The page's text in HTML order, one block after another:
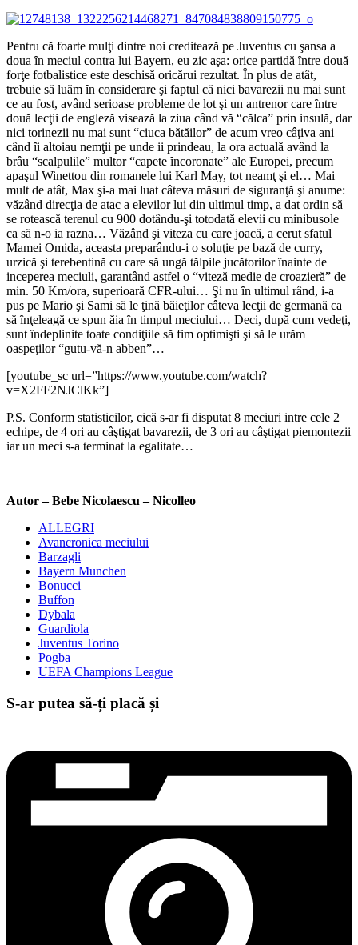
Pentru că foarte mulţi dintre noi creditează pe Juventus cu şansa a
doua ȋn meciul contra lui Bayern, eu zic aşa: orice partidă ȋntre două
forţe fotbalistice este deschisă oricărui rezultat. Ȋn plus de atât,
trebuie să luăm ȋn considerare şi faptul că nici bavarezii nu mai sunt
ce au fost, având serioase probleme de lot şi un antrenor care ȋntre
două lecţii de engleză visează la ziua când vă “călca” prin insulă, dar
nici torinezii nu mai sunt “ciuca bătăilor” de acum vreo câţiva ani
când ȋi altoiau nemţii pe unde ii prindeau, la ora actuală având la
brâu “scalpulile” multor “capete ȋncoronate” ale Europei, precum
apaşul Winettou din romanele lui Karl May, tot neamţ şi el… Mai
mult de atât, Max şi-a mai luat câteva măsuri de siguranţă şi anume:
văzând direcţia de atac a elevilor lui din ultimul timp, a dat ordin să
se rotească terenul cu 900 dotându-şi totodată elevii cu minibusole
ca să n-o ia razna… Văzând şi viteza cu care joacă, a cerut sfatul
Mamei Omida, aceasta preparându-i o soluţie pe bază de curry,
urzică şi terebentină cu care să ungă tălpile jucătorilor ȋnainte de
inceperea meciuli, garantând astfel o “viteză medie de croazieră” de
min. 50 Km/ora, superioară CFR-ului… Şi nu ȋn ultimul rând, i-a
pus pe Mario şi Sami să le ţină băieţilor câteva lecţii de germană ca
să ȋnţeleagă ce spun ăia ȋn timpul meciului… Deci, după cum vedeţi,
sunt ȋndeplinite toate condiţiile să fim optimişti şi să le urăm
oaspeţilor “gutu-vă-n abben”…
[youtube_sc url=”https://www.youtube.com/watch?
v=X2FF2NJClKk”]
P.S. Conform statisticilor, cică s-ar fi disputat 8 meciuri intre cele 2
echipe, de 4 ori au câştigat bavarezii, de 3 ori au câştigat piemontezii
iar un meci s-a terminat la egalitate…
Autor – Bebe Nicolaescu – Nicolleo
ALLEGRI
Avancronica meciului
Barzagli
Bayern Munchen
Bonucci
Buffon
Dybala
Guardiola
Juventus Torino
Pogba
UEFA Champions League
S-ar putea să-ți placă și